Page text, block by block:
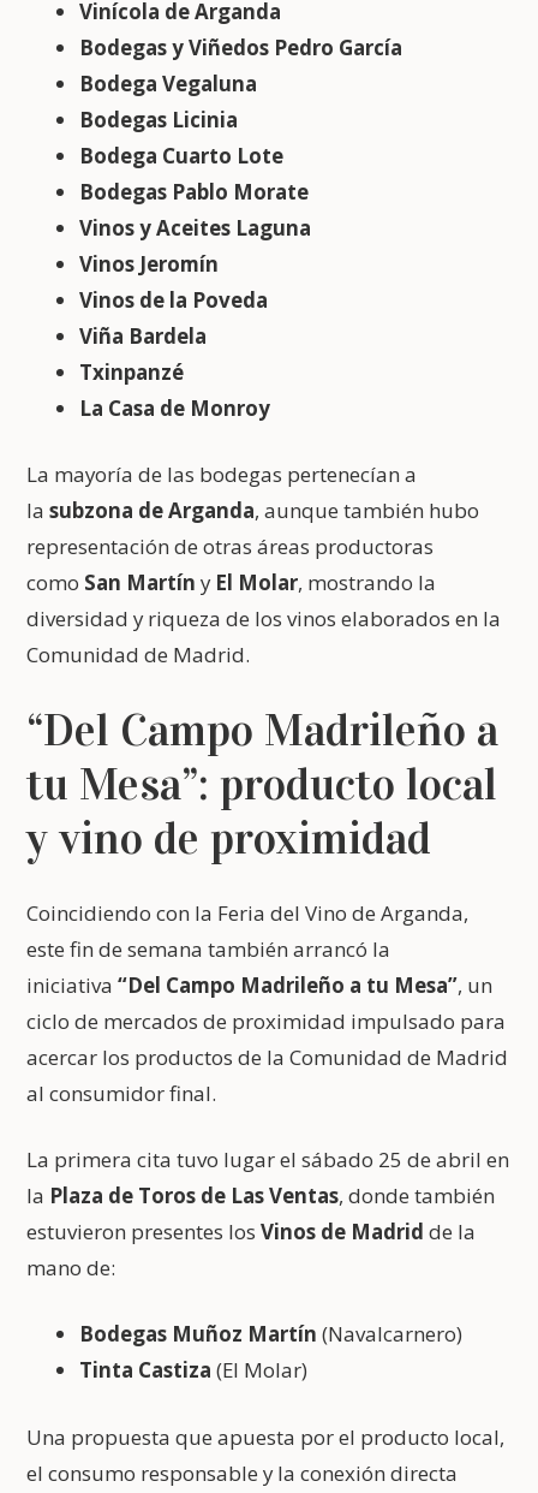
Vinícola de Arganda
Bodegas y Viñedos Pedro García
Bodega Vegaluna
Bodegas Licinia
Bodega Cuarto Lote
Bodegas Pablo Morate
Vinos y Aceites Laguna
Vinos Jeromín
Vinos de la Poveda
Viña Bardela
Txinpanzé
La Casa de Monroy
La mayoría de las bodegas pertenecían a
lasubzona de Arganda, aunque también hubo
representación de otras áreas productoras
como San Martín y El Molar, mostrando la
diversidad y riqueza de los vinos elaborados en la
Comunidad de Madrid.
“Del Campo Madrileño a
tu Mesa”: producto local
y vino de proximidad
Coincidiendo con la Feria del Vino de Arganda,
este fin de semana también arrancó la
iniciativa“Del Campo Madrileño a tu Mesa”, un
ciclo de mercados de proximidad impulsado para
acercar los productos de la Comunidad de Madrid
al consumidor final.
La primera cita tuvo lugar el sábado 25 de abril en
la Plaza de Toros de Las Ventas, donde también
estuvieron presentes losVinos de Madrid de la
mano de:
Bodegas Muñoz Martín (Navalcarnero)
Tinta Castiza (El Molar)
Una propuesta que apuesta por el producto local,
el consumo responsable y la conexión directa